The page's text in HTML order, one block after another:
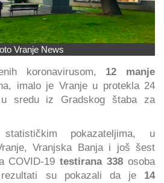
Vranje News
koronavirusom, 12 manje
imalo je Vranje u protekla 24
sredu iz Gradskog štaba za
pokazateljima, u
Vranjska Banja i još šest
COVID-19testirana 338 osoba
su pokazali da je 14